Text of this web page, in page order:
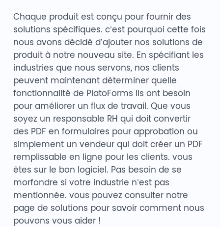
Chaque produit est conçu pour fournir des
solutions spécifiques. c’est pourquoi cette fois
nous avons décidé d’ajouter nos solutions de
produit à notre nouveau site. En spécifiant les
industries que nous servons, nos clients
peuvent maintenant déterminer quelle
fonctionnalité de PlatoForms ils ont besoin
pour améliorer un flux de travail. Que vous
soyez un responsable RH qui doit convertir
des PDF en formulaires pour approbation ou
simplement un vendeur qui doit créer un PDF
remplissable en ligne pour les clients. vous
êtes sur le bon logiciel. Pas besoin de se
morfondre si votre industrie n’est pas
mentionnée. vous pouvez consulter notre
page de solutions pour savoir comment nous
pouvons vous aider !